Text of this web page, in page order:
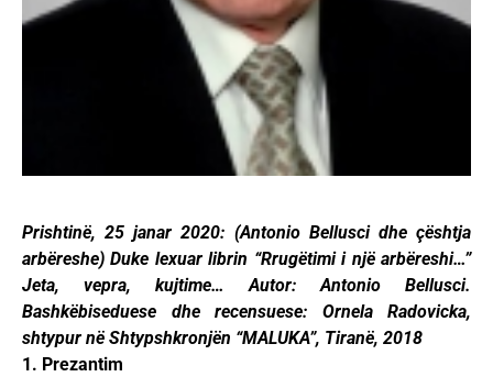
Prishtinë, 25 janar 2020: (Antonio Bellusci dhe çështja
arbëreshe) Duke lexuar librin “Rrugëtimi i një arbëreshi…”
Jeta, vepra, kujtime… Autor: Antonio Bellusci.
Bashkëbiseduese dhe recensuese: Ornela Radovicka,
shtypur në Shtypshkronjën “MALUKA”, Tiranë, 2018
1. Prezantim